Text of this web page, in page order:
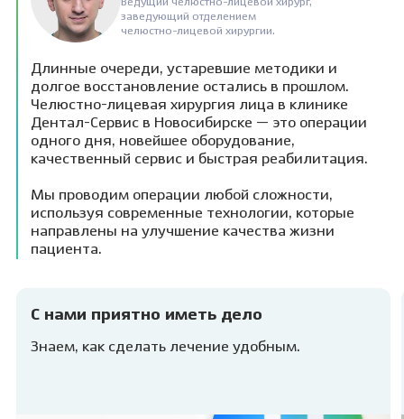
Ведущий челюстно-лицевой хирург,
заведующий отделением
челюстно-лицевой хирургии.
Длинные очереди, устаревшие методики и
долгое восстановление остались в прошлом.
Челюстно-лицевая хирургия лица в клинике
Дентал-Сервис в Новосибирске — это операции
одного дня, новейшее оборудование,
качественный сервис и быстрая реабилитация.
Мы проводим операции любой сложности,
используя современные технологии, которые
направлены на улучшение качества жизни
пациента.
С нами приятно иметь дело
Знаем, как сделать лечение удобным.